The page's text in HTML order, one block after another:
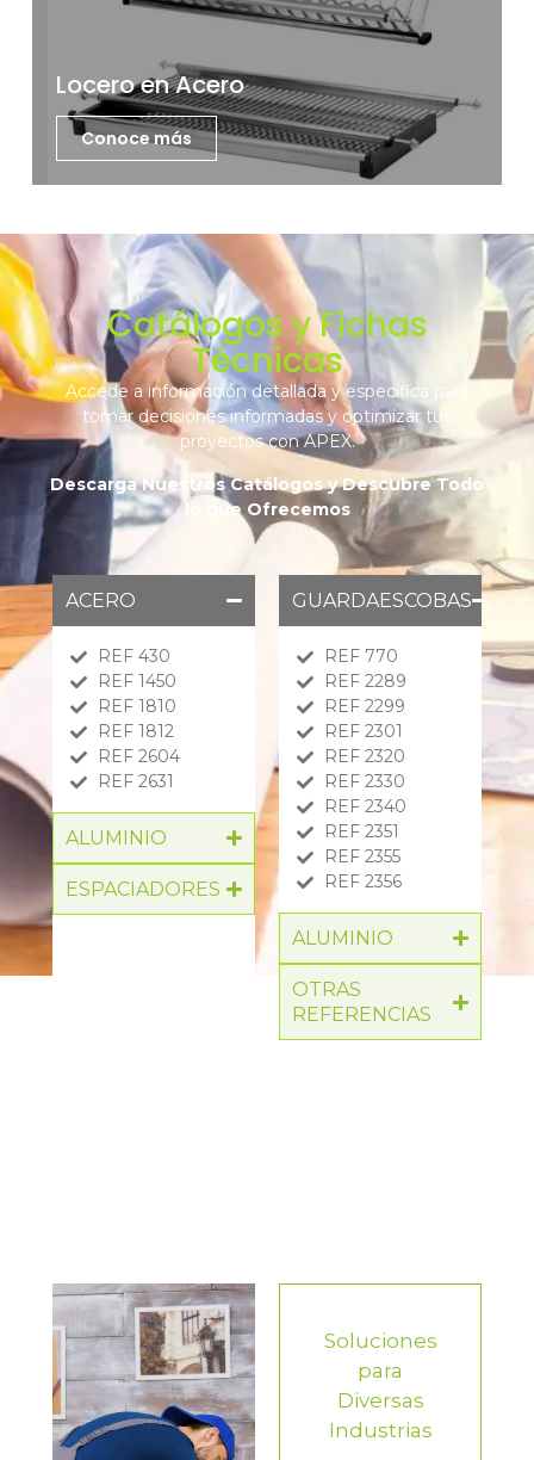
Locero en Acero
Conoce más
Catálogos y Fichas
Técnicas
Accede a información detallada y específica para
tomar decisiones informadas y optimizar tus
proyectos con APEX.
Descarga Nuestros Catálogos y Descubre Todo
lo que Ofrecemos
ACERO
REF 430
REF 1450
REF 1810
REF 1812
REF 2604
REF 2631
ALUMINIO
ESPACIADORES
GUARDAESCOBAS
REF 770
REF 2289
REF 2299
REF 2301
REF 2320
REF 2330
REF 2340
REF 2351
REF 2355
REF 2356
ALUMINIO
OTRAS
REFERENCIAS
Soluciones
para
Diversas
Industrias